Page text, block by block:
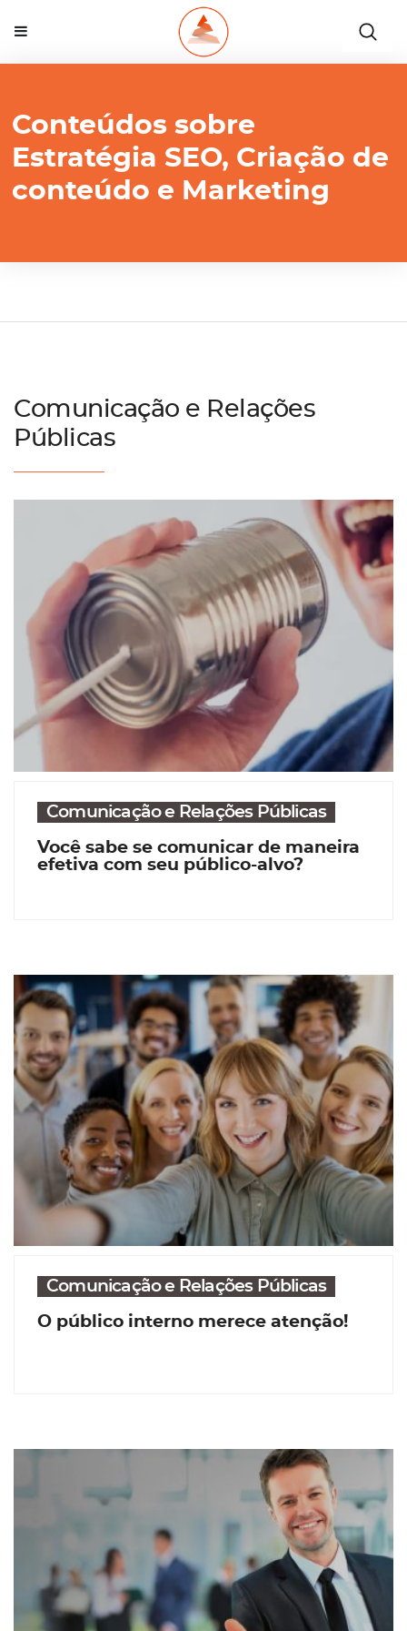
Conteúdos sobre
Estratégia SEO, Criação de
conteúdo e Marketing
Comunicação e Relações
Públicas
Comunicação e Relações Públicas
Você sabe se comunicar de maneira
efetiva com seu público-alvo?
Comunicação e Relações Públicas
O público interno merece atenção!